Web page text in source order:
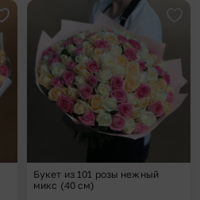
Добавить в избранное
Букет из 101 розы нежный
микс (40 см)